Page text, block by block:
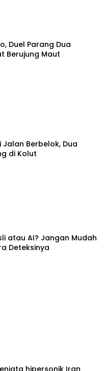
Duel Parang Dua
Berujung Maut
Berbelok, Dua
di Kolut
atau AI? Jangan Mudah
Deteksinya